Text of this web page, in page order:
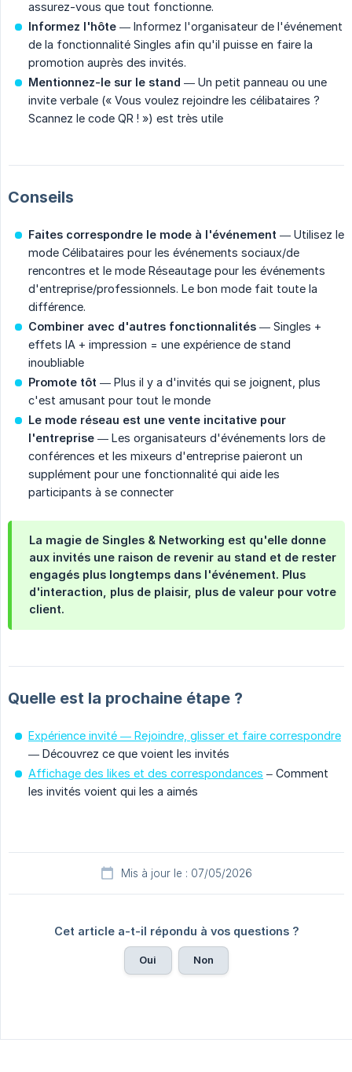
assurez-vous que tout fonctionne.
Informez l'hôte — Informez l'organisateur de l'événement
de la fonctionnalité Singles afin qu'il puisse en faire la
promotion auprès des invités.
Mentionnez-le sur le stand — Un petit panneau ou une
invite verbale (« Vous voulez rejoindre les célibataires ?
Scannez le code QR ! ») est très utile
Conseils
Faites correspondre le mode à l'événement — Utilisez le
mode Célibataires pour les événements sociaux/de
rencontres et le mode Réseautage pour les événements
d'entreprise/professionnels. Le bon mode fait toute la
différence.
Combiner avec d'autres fonctionnalités — Singles +
effets IA + impression = une expérience de stand
inoubliable
Promote tôt — Plus il y a d'invités qui se joignent, plus
c'est amusant pour tout le monde
Le mode réseau est une vente incitative pour
l'entreprise — Les organisateurs d'événements lors de
conférences et les mixeurs d'entreprise paieront un
supplément pour une fonctionnalité qui aide les
participants à se connecter
La magie de Singles & Networking est qu'elle donne
aux invités une raison de revenir au stand et de rester
engagés plus longtemps dans l'événement. Plus
d'interaction, plus de plaisir, plus de valeur pour votre
client.
Quelle est la prochaine étape ?
Expérience invité — Rejoindre, glisser et faire correspondre
— Découvrez ce que voient les invités
Affichage des likes et des correspondances – Comment
les invités voient qui les a aimés
Mis à jour le : 07/05/2026
Cet article a-t-il répondu à vos questions ?
Oui Non